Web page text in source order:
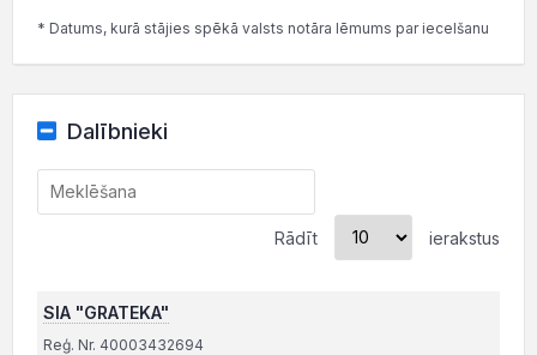
* Datums, kurā stājies spēkā valsts notāra lēmums par iecelšanu
Dalībnieki
Rādīt ierakstus
SIA "GRATEKA"
Reģ. Nr. 40003432694